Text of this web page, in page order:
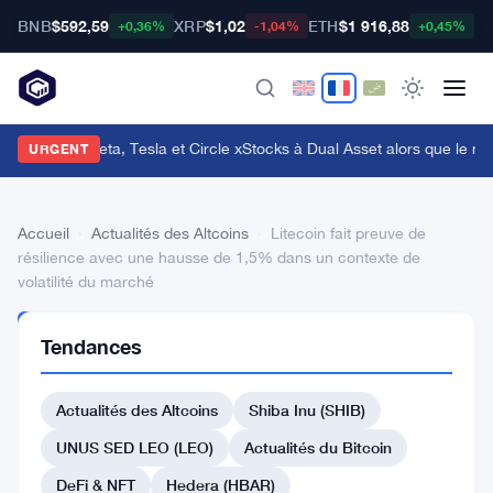
BNB$592,59 +0,36% XRP$1,02 -1,04% ETH$1 916,88 +0,45%
URGENT
ajoute Meta, Tesla et Circle xStocks à Dual Asset alors que le
Accueil Actualités des Altcoins
Litecoin fait preuve de
résilience avec une hausse de 1,5% dans un contexte de
volatilité du marché
DES
ALTCOINS
Litecoin
preuve
Tendances
Actualités des Altcoins
Shiba Inu (SHIB)
UNUS SED LEO (LEO)
Actualités du Bitcoin
DeFi & NFT
Hedera (HBAR)